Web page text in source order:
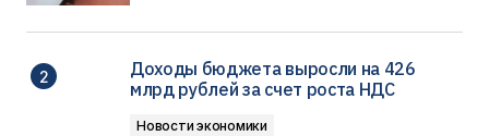
Доходы бюджета выросли на 426
млрд рублей за счет роста НДС
Новости экономики